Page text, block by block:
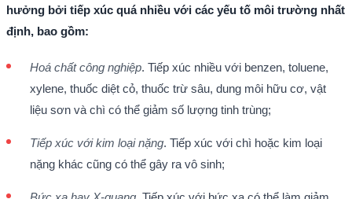
hưởng bởi tiếp xúc quá nhiều với các yếu tố môi trường nhất
định, bao gồm:
Hoá chất công nghiệp. Tiếp xúc nhiều với benzen, toluene,
xylene, thuốc diệt cỏ, thuốc trừ sâu, dung môi hữu cơ, vật
liệu sơn và chì có thể giảm số lượng tinh trùng;
Tiếp xúc với kim loại nặng. Tiếp xúc với chì hoặc kim loại
nặng khác cũng có thể gây ra vô sinh;